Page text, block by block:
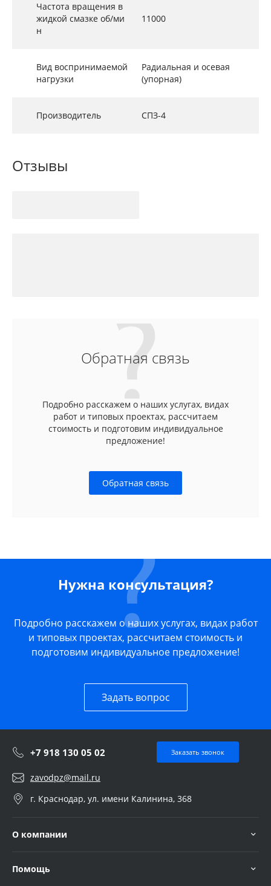
Частота вращения в
жидкой смазке об/ми
н
11000
Вид воспринимаемой
нагрузки
Радиальная и осевая
(упорная)
Производитель СПЗ-4
Отзывы
Обратная связь
Подробно расскажем о наших услугах, видах
работ и типовых проектах, рассчитаем
стоимость и подготовим индивидуальное
предложение!
Обратная связь
Нужна консультация?
Подробно расскажем о наших услугах, видах работ
и типовых проектах, рассчитаем стоимость и
подготовим индивидуальное предложение!
Задать вопрос
+7 918 130 05 02 Заказать звонок
zavodpz@mail.ru
г. Краснодар, ул. имени Калинина, 368
О компании
Помощь